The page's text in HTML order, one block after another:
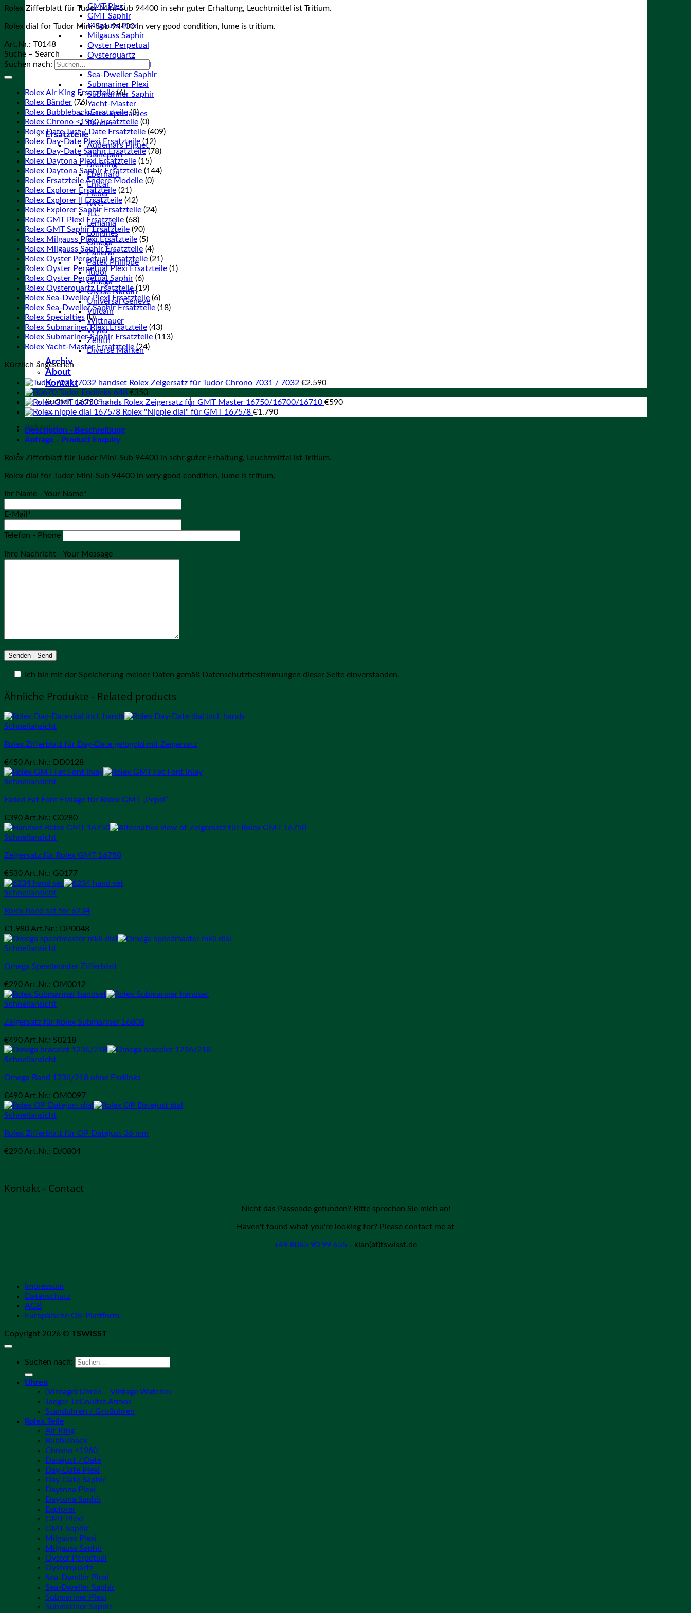
GMT Plexi
GMT Saphir
Milgauss Plexi
Milgauss Saphir
Oyster Perpetual
Oysterquartz
Sea-Dweller Plexi
Sea-Dweller Saphir
Submariner Plexi
Submariner Saphir
Yacht-Master
Rolex Specialties
Bänder
Ersatzteile
Audemars Piguet
Blancpain
Breitling
Eberhard
Enicar
Heuer
IWC
JLC
Lemania
Longines
Omega
Panerai
Patek Philippe
Tudor
Omega
Ulysse Nardin
Universal Geneve
Vulcain
Wittnauer
Wyler
Zenith
Diverse Marken
Archiv
About
Kontakt
Suchen nach:
Ankauf
Rolex Zifferblatt für Tudor Mini-Sub 94400 in sehr guter Erhaltung, Leuchtmittel ist Tritium.
Rolex dial for Tudor Mini-Sub 94400 in very good condition, lume is tritium.
Art.Nr.: T0148
Suche – Search
Suchen nach:
Rolex Air King Ersatzteile (6)
Rolex Bänder (76)
Rolex Bubbleback Ersatzteile (3)
Rolex Chrono <1960 Ersatzteile (0)
Rolex Date Just / Date Ersatzteile (409)
Rolex Day-Date Plexi Ersatzteile (12)
Rolex Day-Date Saphir Ersatzteile (78)
Rolex Daytona Plexi Ersatzteile (15)
Rolex Daytona Saphir Ersatzteile (144)
Rolex Ersatzteile Andere Modelle (0)
Rolex Explorer Ersatzteile (21)
Rolex Explorer II Ersatzteile (42)
Rolex Explorer Saphir Ersatzteile (24)
Rolex GMT Plexi Ersatzteile (68)
Rolex GMT Saphir Ersatzteile (90)
Rolex Milgauss Plexi Ersatzteile (5)
Rolex Milgauss Saphir Ersatzteile (4)
Rolex Oyster Perpetual Ersatzteile (21)
Rolex Oyster Perpetual Plexi Ersatzteile (1)
Rolex Oyster Perpetual Saphir (6)
Rolex Oysterquartz Ersatzteile (19)
Rolex Sea-Dweller Plexi Ersatzteile (6)
Rolex Sea-Dweller Saphir Ersatzteile (18)
Rolex Specialties (0)
Rolex Submariner Plexi Ersatzteile (43)
Rolex Submariner Saphir Ersatzteile (113)
Rolex Yacht-Master Ersatzteile (24)
Kürzlich angesehen
Rolex Zeigersatz für Tudor Chrono 7031 / 7032 €2.590
Tudor Endlinks 648 €350
Rolex Zeigersatz für GMT Master 16750/16700/16710 €590
Rolex "Nipple dial" für GMT 1675/8 €1.790
Description - Beschreibung
Anfrage - Product Enquiry
Rolex Zifferblatt für Tudor Mini-Sub 94400 in sehr guter Erhaltung, Leuchtmittel ist Tritium.
Rolex dial for Tudor Mini-Sub 94400 in very good condition, lume is tritium.
Ihr Name - Your Name*
E-Mail*
Telefon - Phone
Ihre Nachricht - Your Message
Ich bin mit der Speicherung meiner Daten gemäß Datenschutzbestimmungen dieser Seite einverstanden.
Ähnliche Produkte - Related products
Schnellansicht
Rolex Zifferblatt für Day-Date gelbgold mit Zeigersatz
€450Art.Nr.: DD0128
Schnellansicht
Faded Fat Font Einlage für Rolex GMT „Pepsi“
€390Art.Nr.: G0280
Schnellansicht
Zeigersatz für Rolex GMT 16750
€530Art.Nr.: G0177
Schnellansicht
Rolex hand set for 6234
€1.980Art.Nr.: DP0048
Schnellansicht
Omega Speedmaster Zifferblatt
€290Art.Nr.: OM0012
Schnellansicht
Zeigersatz für Rolex Submariner 16808
€490Art.Nr.: S0218
Schnellansicht
Omega Band 1236/218 ohne Endlinks
€490Art.Nr.: OM0097
Schnellansicht
Rolex Zifferblatt für OP Datejust 36 mm
€290Art.Nr.: DJ0804
Kontakt - Contact
Nicht das Passende gefunden? Bitte sprechen Sie mich an!
Haven't found what you're looking for? Please contact me at
+49 8065 90 99 655 - klan(at)tswisst.de
Impressum
Datenschutz
AGB
Europäische OS-Plattform
Copyright 2026 © TSWISST
Suchen nach:
Uhren
(Vintage) Uhren – Vintage Watches
Jaeger-LeCoultre Atmos
Standuhren / Großuhren
Rolex Teile
Air King
Bubbleback
Chrono <1960
Datejust / Date
Day-Date Plexi
Day-Date Saphir
Daytona Plexi
Daytona Saphir
Explorer
GMT Plexi
GMT Saphir
Milgauss Plexi
Milgauss Saphir
Oyster Perpetual
Oysterquartz
Sea-Dweller Plexi
Sea-Dweller Saphir
Submariner Plexi
Submariner Saphir